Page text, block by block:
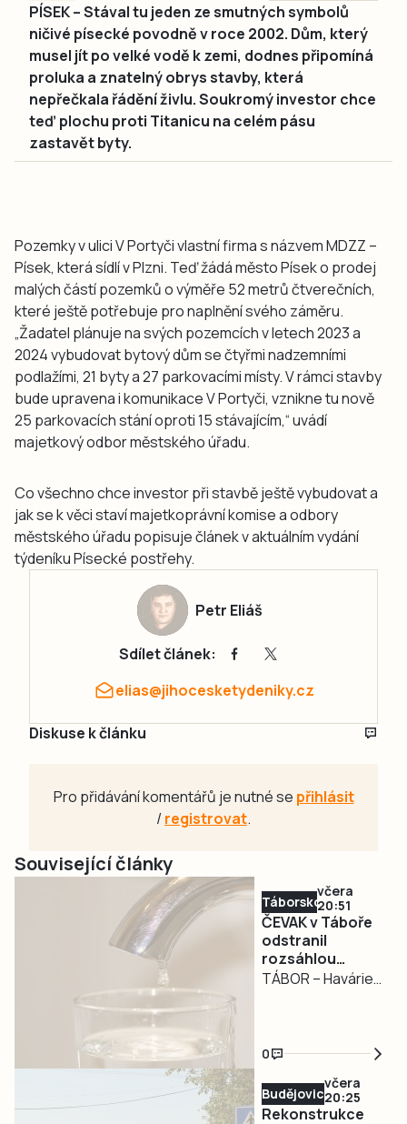
PÍSEK – Stával tu jeden ze smutných symbolů
ničivé písecké povodně v roce 2002. Dům, který
musel jít po velké vodě k zemi, dodnes připomíná
proluka a znatelný obrys stavby, která
nepřečkala řádění živlu. Soukromý investor chce
teď plochu proti Titanicu na celém pásu
zastavět byty.
Pozemky v ulici V Portyči vlastní firma s názvem MDZZ –
Písek, která sídlí v Plzni. Teď žádá město Písek o prodej
malých částí pozemků o výměře 52 metrů čtverečních,
které ještě potřebuje pro naplnění svého záměru.
„Žadatel plánuje na svých pozemcích v letech 2023 a
2024 vybudovat bytový dům se čtyřmi nadzemními
podlažími, 21 byty a 27 parkovacími místy. V rámci stavby
bude upravena i komunikace V Portyči, vznikne tu nově
25 parkovacích stání oproti 15 stávajícím,“ uvádí
majetkový odbor městského úřadu.
Co všechno chce investor při stavbě ještě vybudovat a
jak se k věci staví majetkoprávní komise a odbory
městského úřadu popisuje článek v aktuálním vydání
týdeníku Písecké postřehy.
Petr Eliáš
Sdílet článek:
elias@jihocesketydeniky.cz
Diskuse k článku
Pro přidávání komentářů je nutné se přihlásit
/registrovat.
Související články
Táborsko
včera
20:51
ČEVAK v Táboře
odstranil
rozsáhlou
havárii a v půl
TÁBOR – Havárie
odpoledne ocitla
bez vody zhruba
třetina města v
severní části
0
Budějovicko
včera
20:25
Rekonstrukce